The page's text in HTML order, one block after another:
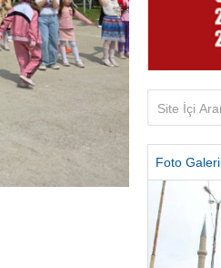
Foto Galeri